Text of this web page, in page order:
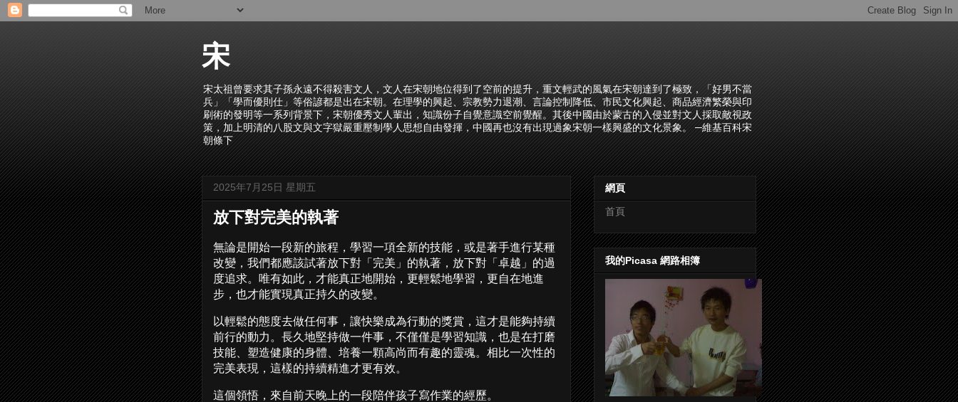
宋
宋太祖曾要求其子孫永遠不得殺害文人，文人在宋朝地位得到了空前的提升，重文輕武的風氣在宋朝達到了極致，「好男不當
兵」「學而優則仕」等俗諺都是出在宋朝。在理學的興起、宗教勢力退潮、言論控制降低、市民文化興起、商品經濟繁榮與印
刷術的發明等一系列背景下，宋朝優秀文人輩出，知識份子自覺意識空前覺醒。其後中國由於蒙古的入侵並對文人採取敵視政
策，加上明清的八股文與文字獄嚴重壓制學人思想自由發揮，中國再也沒有出現過象宋朝一樣興盛的文化景象。 ─維基百科宋
朝條下
2025年7月25日 星期五
放下對完美的執著
無論是開始一段新的旅程，學習一項全新的技能，或是著手進行某種
改變，我們都應該試著放下對「完美」的執著，放下對「卓越」的過
度追求。唯有如此，才能真正地開始，更輕鬆地學習，更自在地進
步，也才能實現真正持久的改變。
以輕鬆的態度去做任何事，讓快樂成為行動的獎賞，這才是能夠持續
前行的動力。長久地堅持做一件事，不僅僅是學習知識，也是在打磨
技能、塑造健康的身體、培養一顆高尚而有趣的靈魂。相比一次性的
完美表現，這樣的持續精進才更有效。
這個領悟，來自前天晚上的一段陪伴孩子寫作業的經歷。
網頁
首頁
我的Picasa 網路相簿